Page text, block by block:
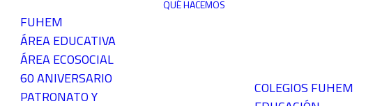
FUHEM
ÁREA EDUCATIVA
ÁREA ECOSOCIAL
60 ANIVERSARIO
PATRONATO Y
QUÉ HACEMOS
COLEGIOS FUHEM